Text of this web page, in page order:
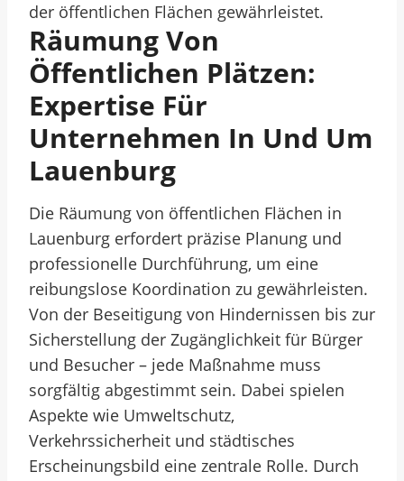
der öffentlichen Flächen gewährleistet.
Räumung Von
Öffentlichen Plätzen:
Expertise Für
Unternehmen In Und Um
Lauenburg
Die Räumung von öffentlichen Flächen in
Lauenburg erfordert präzise Planung und
professionelle Durchführung, um eine
reibungslose Koordination zu gewährleisten.
Von der Beseitigung von Hindernissen bis zur
Sicherstellung der Zugänglichkeit für Bürger
und Besucher – jede Maßnahme muss
sorgfältig abgestimmt sein. Dabei spielen
Aspekte wie Umweltschutz,
Verkehrssicherheit und städtisches
Erscheinungsbild eine zentrale Rolle. Durch